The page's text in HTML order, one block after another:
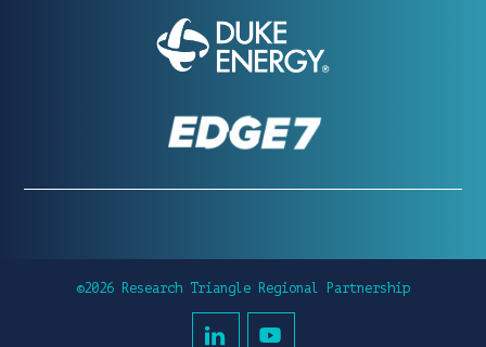
©2026 Research Triangle Regional Partnership